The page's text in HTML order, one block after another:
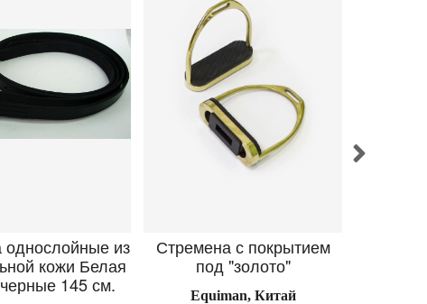
из
кожи Белая
145 см.
Стремена с покрытием
под "золото"
Equiman, Китай